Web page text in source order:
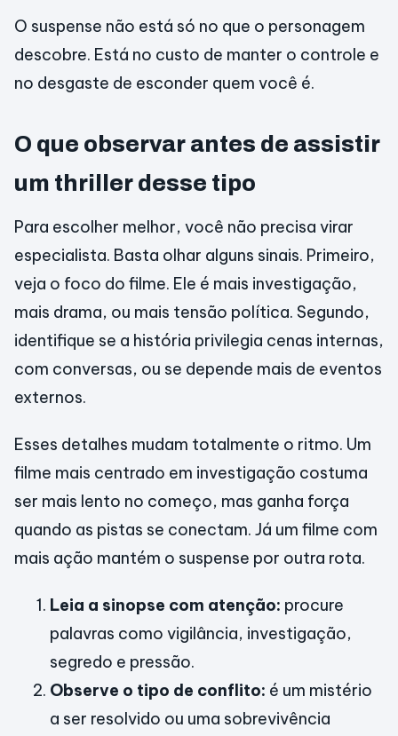
O suspense não está só no que o personagem
descobre. Está no custo de manter o controle e
no desgaste de esconder quem você é.
O que observar antes de assistir
um thriller desse tipo
Para escolher melhor, você não precisa virar
especialista. Basta olhar alguns sinais. Primeiro,
veja o foco do filme. Ele é mais investigação,
mais drama, ou mais tensão política. Segundo,
identifique se a história privilegia cenas internas,
com conversas, ou se depende mais de eventos
externos.
Esses detalhes mudam totalmente o ritmo. Um
filme mais centrado em investigação costuma
ser mais lento no começo, mas ganha força
quando as pistas se conectam. Já um filme com
mais ação mantém o suspense por outra rota.
Leia a sinopse com atenção: procure
palavras como vigilância, investigação,
segredo e pressão.
Observe o tipo de conflito: é um mistério
a ser resolvido ou uma sobrevivência